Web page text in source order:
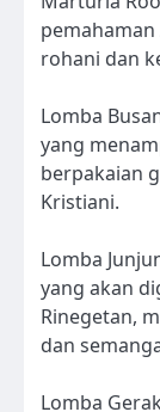
rohani dan
Lomba
yang
berpakaian
Kristiani.
Lomba
yang akan
Rinegetan,
dan
Lomba